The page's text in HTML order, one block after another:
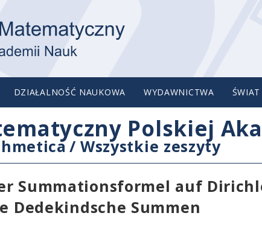
DZIAŁALNOŚĆ NAUKOWA WYDAWNICTWA
Polskiej
/ Wszystkie zeszyty
Summationsformel auf
Dedekindsche Summen